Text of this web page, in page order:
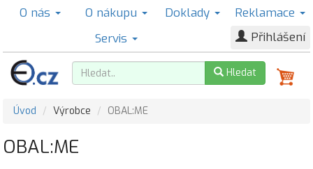
O nás O nákupu Doklady
Reklamace
Servis
Přihlášení
Hledat
Úvod Výrobce OBAL:ME
OBAL:ME